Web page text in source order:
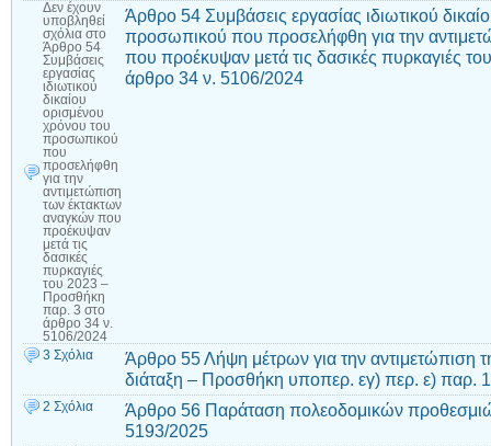
Δεν έχουν
υποβληθεί
σχόλια στο
Άρθρο 54
Συμβάσεις
εργασίας
ιδιωτικού
δικαίου
ορισμένου
χρόνου του
προσωπικού
που
προσελήφθη
για την
αντιμετώπιση
των έκτακτων
αναγκών που
προέκυψαν
μετά τις
δασικές
πυρκαγιές
του 2023 –
Προσθήκη
παρ. 3 στο
άρθρο 34 ν.
5106/2024
Άρθρο 54 Συμβάσεις εργασίας ιδιωτικού
προσωπικού που προσελήφθη για την
που προέκυψαν μετά τις δασικές πυρκαγιές
άρθρο 34 ν. 5106/2024
3 Σχόλια
Άρθρο 55 Λήψη μέτρων για την αντιμετώπιση
διάταξη – Προσθήκη υποπερ. εγ) περ. ε) παρ.
2 Σχόλια
Άρθρο 56 Παράταση πολεοδομικών
5193/2025